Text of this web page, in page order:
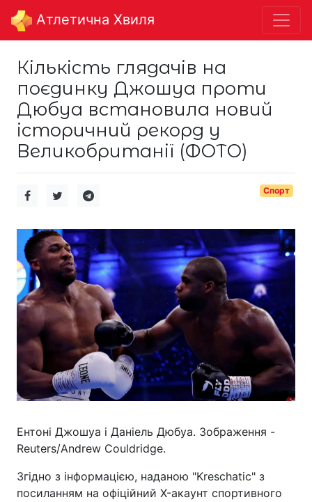
Aтлетична Хвиля
Кількість глядачів на
поєдинку Джошуа проти
Дюбуа встановила новий
історичний рекорд у
Великобританії (ФОТО)
Спорт
Ентоні Джошуа і Даніель Дюбуа. Зображення -
Reuters/Andrew Couldridge.
Згідно з інформацією, наданою "Kreschatic" з
посиланням на офіційний X-акаунт спортивного